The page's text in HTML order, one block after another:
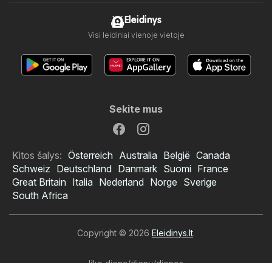
Eleidinys
Visi leidiniai vienoje vietoje
Sekite mus
Kitos šalys: Österreich Australia België Canada
Schweiz Deutschland Danmark Suomi France
Great Britain Italia Nederland Norge Sverige
South Africa
Copyright © 2026 Eleidinys.lt.